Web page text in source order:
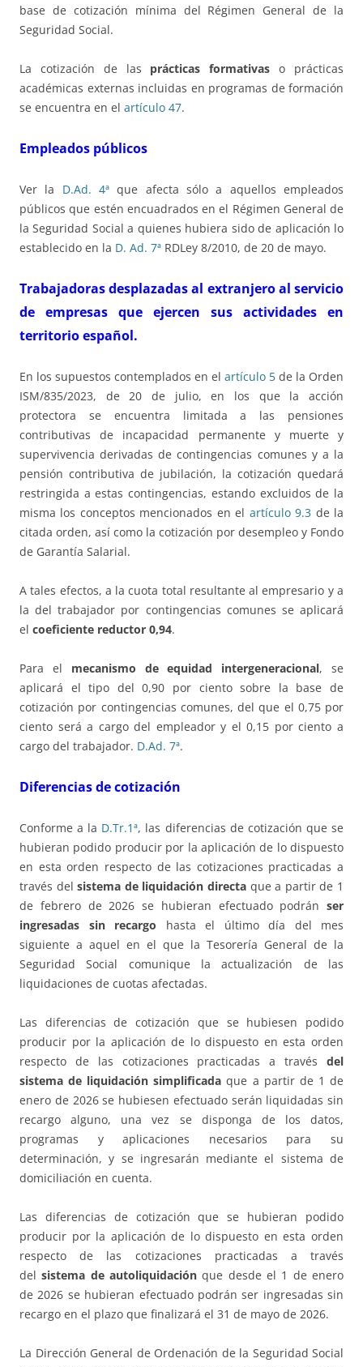
base de cotización mínima del Régimen General de la
Seguridad Social.
La cotización de las prácticas formativaso prácticas
académicas externas incluidas en programas de formación
se encuentra en el artículo 47.
Empleados públicos
Ver la D.Ad. 4ª que afecta sólo a aquellos empleados
públicos que estén encuadrados en el Régimen General de
la Seguridad Social a quienes hubiera sido de aplicación lo
establecido en la D. Ad. 7ª RDLey 8/2010, de 20 de mayo.
Trabajadoras desplazadas al extranjero al servicio
de empresas que ejercen sus actividades en
territorio español.
En los supuestos contemplados en el artículo 5 de la Orden
ISM/835/2023, de 20 de julio, en los que la acción
protectora se encuentra limitada a las pensiones
contributivas de incapacidad permanente y muerte y
supervivencia derivadas de contingencias comunes y a la
pensión contributiva de jubilación, la cotización quedará
restringida a estas contingencias, estando excluidos de la
misma los conceptos mencionados en el artículo 9.3 de la
citada orden, así como la cotización por desempleo y Fondo
de Garantía Salarial.
A tales efectos, a la cuota total resultante al empresario y a
la del trabajador por contingencias comunes se aplicará
el coeficiente reductor 0,94.
Para el mecanismo de equidad intergeneracional, se
aplicará el tipo del 0,90 por ciento sobre la base de
cotización por contingencias comunes, del que el 0,75 por
ciento será a cargo del empleador y el 0,15 por ciento a
cargo del trabajador. D.Ad. 7ª.
Diferencias de cotización
Conforme a la D.Tr.1ª, las diferencias de cotización que se
hubieran podido producir por la aplicación de lo dispuesto
en esta orden respecto de las cotizaciones practicadas a
través delsistema de liquidación directa que a partir de 1
de febrero de 2026 se hubieran efectuado podrán ser
ingresadas sin recargo hasta el último día del mes
siguiente a aquel en el que la Tesorería General de la
Seguridad Social comunique la actualización de las
liquidaciones de cuotas afectadas.
Las diferencias de cotización que se hubiesen podido
producir por la aplicación de lo dispuesto en esta orden
respecto de las cotizaciones practicadas a través del
sistema de liquidación simplificada que a partir de 1 de
enero de 2026 se hubiesen efectuado serán liquidadas sin
recargo alguno, una vez se disponga de los datos,
programas y aplicaciones necesarios para su
determinación, y se ingresarán mediante el sistema de
domiciliación en cuenta.
Las diferencias de cotización que se hubieran podido
producir por la aplicación de lo dispuesto en esta orden
respecto de las cotizaciones practicadas a través
delsistema de autoliquidación que desde el 1 de enero
de 2026 se hubieran efectuado podrán ser ingresadas sin
recargo en el plazo que finalizará el 31 de mayo de 2026.
La Dirección General de Ordenación de la Seguridad Social